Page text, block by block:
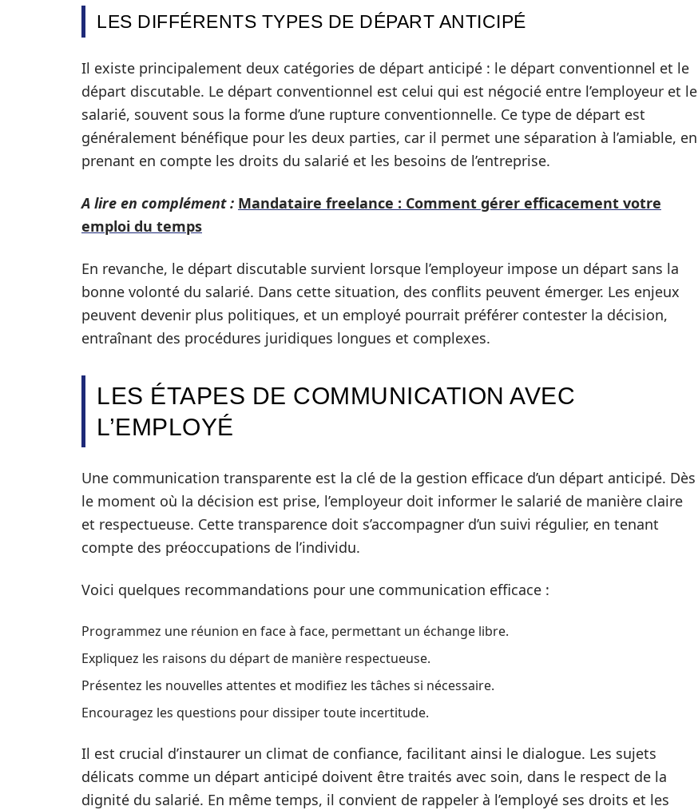
LES DIFFÉRENTS TYPES DE DÉPART ANTICIPÉ
Il existe principalement deux catégories de départ anticipé : le départ conventionnel et le
départ discutable. Le départ conventionnel est celui qui est négocié entre l’employeur et le
salarié, souvent sous la forme d’une rupture conventionnelle. Ce type de départ est
généralement bénéfique pour les deux parties, car il permet une séparation à l’amiable, en
prenant en compte les droits du salarié et les besoins de l’entreprise.
A lire en complément : Mandataire freelance : Comment gérer efficacement votre
emploi du temps
En revanche, le départ discutable survient lorsque l’employeur impose un départ sans la
bonne volonté du salarié. Dans cette situation, des conflits peuvent émerger. Les enjeux
peuvent devenir plus politiques, et un employé pourrait préférer contester la décision,
entraînant des procédures juridiques longues et complexes.
LES ÉTAPES DE COMMUNICATION AVEC
L’EMPLOYÉ
Une communication transparente est la clé de la gestion efficace d’un départ anticipé. Dès
le moment où la décision est prise, l’employeur doit informer le salarié de manière claire
et respectueuse. Cette transparence doit s’accompagner d’un suivi régulier, en tenant
compte des préoccupations de l’individu.
Voici quelques recommandations pour une communication efficace :
Programmez une réunion en face à face, permettant un échange libre.
Expliquez les raisons du départ de manière respectueuse.
Présentez les nouvelles attentes et modifiez les tâches si nécessaire.
Encouragez les questions pour dissiper toute incertitude.
Il est crucial d’instaurer un climat de confiance, facilitant ainsi le dialogue. Les sujets
délicats comme un départ anticipé doivent être traités avec soin, dans le respect de la
dignité du salarié. En même temps, il convient de rappeler à l’employé ses droits et les